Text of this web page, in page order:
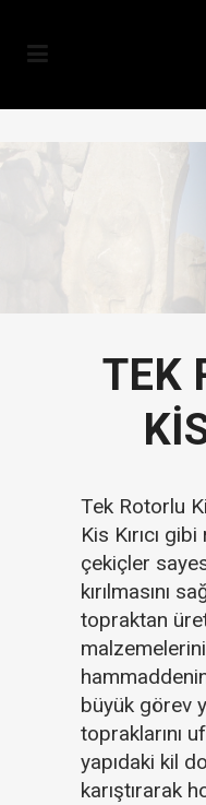
TEK
Tek Rotorlu
Kis Kırıcı
çekiçler
kırılmasını
topraktan
büyük görev
topraklarını
yapıdaki kil
karıştırarak